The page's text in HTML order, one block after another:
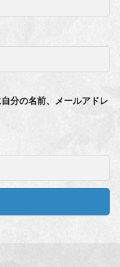
分の名前、メールアドレ